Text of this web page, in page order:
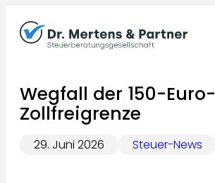
Inhalt
springen
Wegfall der 150-Euro-
Zollfreigrenze
29. Juni 2026 Steuer-News